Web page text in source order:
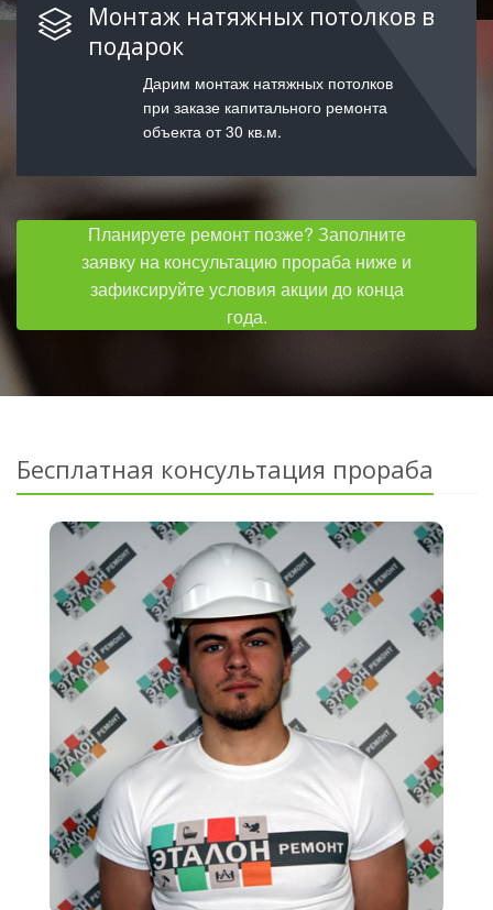
Монтаж натяжных потолков в
подарок
Дарим монтаж натяжных потолков
при заказе капитального ремонта
объекта от 30 кв.м.
Планируете ремонт позже? Заполните
заявку на консультацию прораба ниже и
зафиксируйте условия акции до конца
года.
Бесплатная консультация прораба